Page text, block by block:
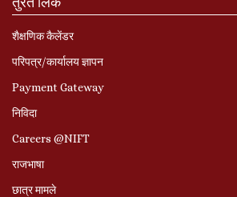
शैक्षणिक कैलेंडर
परिपत्र/कार्यालय ज्ञापन
Payment Gateway
निविदा
Careers @NIFT
राजभाषा
छात्र मामले